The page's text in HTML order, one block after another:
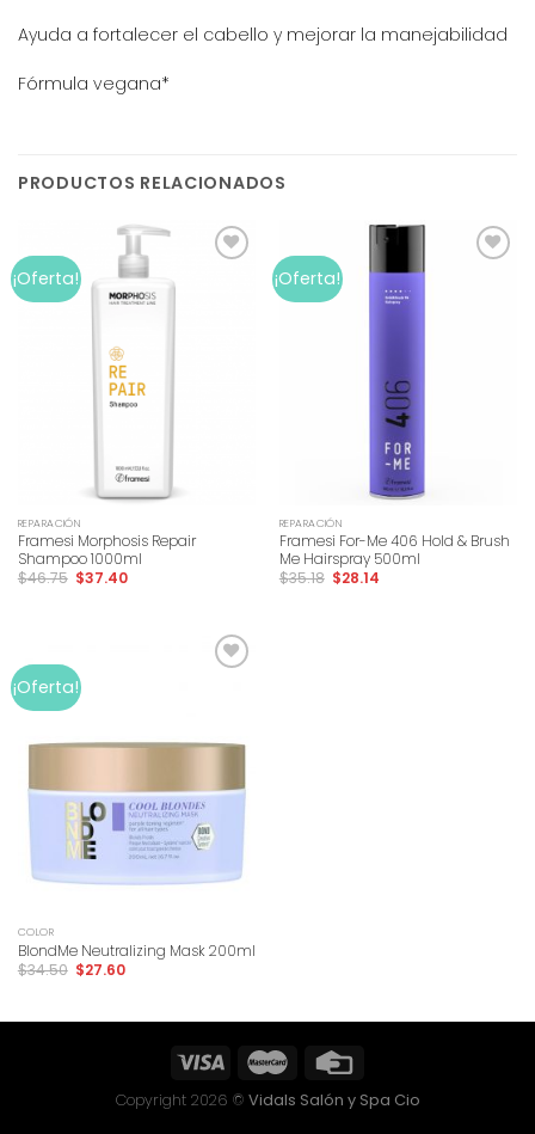
Ayuda a fortalecer el cabello y mejorar la manejabilidad
Fórmula vegana*
PRODUCTOS RELACIONADOS
¡Oferta!
REPARACIÓN
Framesi Morphosis Repair
Shampoo 1000ml
$46.75 $37.40
¡Oferta!
REPARACIÓN
Framesi For-Me 406 Hold & Brush
Me Hairspray 500ml
$35.18 $28.14
¡Oferta!
COLOR
BlondMe Neutralizing Mask 200ml
$34.50 $27.60
Copyright 2026 © Vidals Salón y Spa Cio